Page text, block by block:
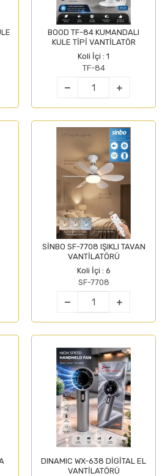
BOOD TF-84 KUMANDALI
KULE TİPİ VANTİLATÖR
Koli İçi : 1
TF-84
SİNBO SF-7708 IŞIKLI TAVAN
VANTİLATÖRÜ
Koli İçi : 6
SF-7708
DINAMIC WX-638 DİGİTAL EL
VANTİLATÖRÜ